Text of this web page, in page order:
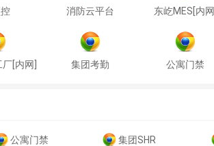
消防云平台 东屹MES[内网]
[内网] 集团考勤 公寓门禁
公寓门禁 集团SHR